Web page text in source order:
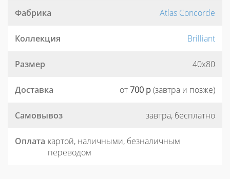
Фабрика Atlas Concorde
Коллекция Brilliant
Размер 40x80
Доставка от 700 р(завтра и позже)
Самовывоз завтра, бесплатно
Оплата картой, наличными, безналичным
переводом